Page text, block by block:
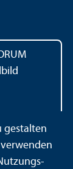
gestalten